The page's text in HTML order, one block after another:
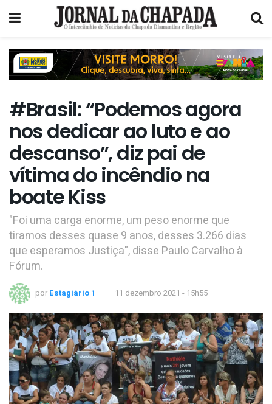
#Brasil: “Podemos agora
nos dedicar ao luto e ao
descanso”, diz pai de
vítima do incêndio na
boate Kiss
"Foi uma carga enorme, um peso enorme que
tiramos desses quase 9 anos, desses 3.266 dias
que esperamos Justiça", disse Paulo Carvalho à
Fórum.
por Estagiário 1 11 dezembro 2021 - 15h55